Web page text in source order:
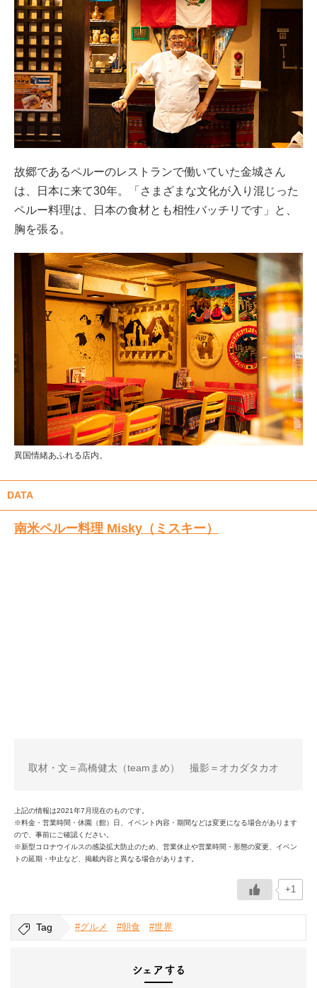
故郷であるペルーのレストランで働いていた金城さん
は、日本に来て30年。「さまざまな文化が入り混じった
ペルー料理は、日本の食材とも相性バッチリです」と、
胸を張る。
異国情緒あふれる店内。
DATA
南米ペルー料理 Misky（ミスキー）
取材・文＝高橋健太（teamまめ） 撮影＝オカダタカオ
上記の情報は2021年7月現在のものです。
※料金・営業時間・休園（館）日、イベント内容・期間などは変更になる場合があります
ので、事前にご確認ください。
※新型コロナウイルスの感染拡大防止のため、営業休止や営業時間・形態の変更、イベン
トの延期・中止など、掲載内容と異なる場合があります。
+1
Tag #グルメ #朝食 #世界
シェアする